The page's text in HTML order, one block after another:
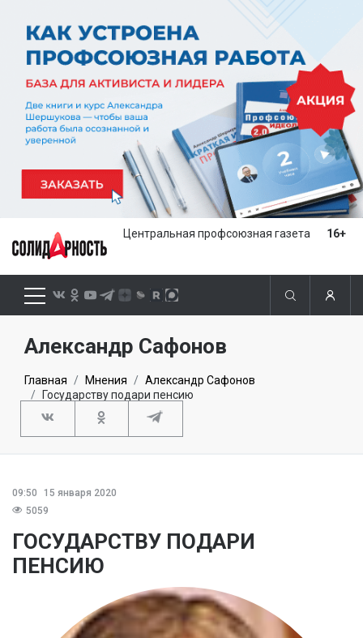
Центральная профсоюзная газета 16+
Александр Сафонов
Главная Мнения
Александр Сафонов
Государству подари пенсию
09:50
15 января 2020
5059
ГОСУДАРСТВУ ПОДАРИ
ПЕНСИЮ